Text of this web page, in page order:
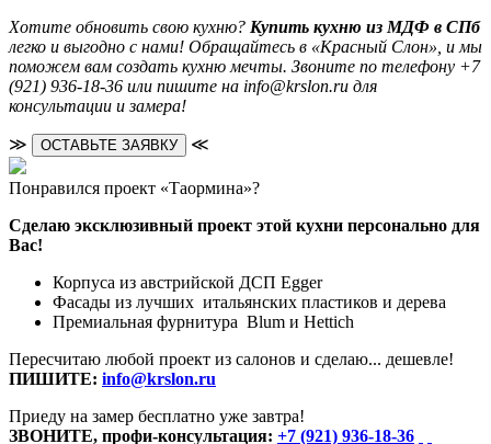
Хотите обновить свою кухню? Купить кухню из МДФ в СПб
легко и выгодно с нами! Обращайтесь в «Красный Слон», и мы
поможем вам создать кухню мечты. Звоните по телефону +7
(921) 936-18-36 или пишите на info@krslon.ru для
консультации и замера!
≫ ОСТАВЬТЕ ЗАЯВКУ ≪
Понравился проект «Таормина»?
Сделаю эксклюзивный проект этой кухни персонально для
Вас!
Корпуса из австрийской ДСП Egger
Фасады из лучших итальянских пластиков и дерева
Премиальная фурнитура Blum и Hettich
Пересчитаю любой проект из салонов и сделаю... дешевле!
ПИШИТЕ: info@krslon.ru
Приеду на замер бесплатно уже завтра!
ЗВОНИТЕ, профи-консультация: +7 (921) 936-18-36